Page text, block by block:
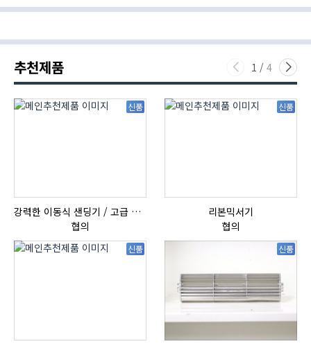
추천제품 1 / 4
신품
강력한 이동식 샌딩기 / 고급 이태리 IBIX샌드블라스터
협의
신품
리본믹서기
협의
신품 신품